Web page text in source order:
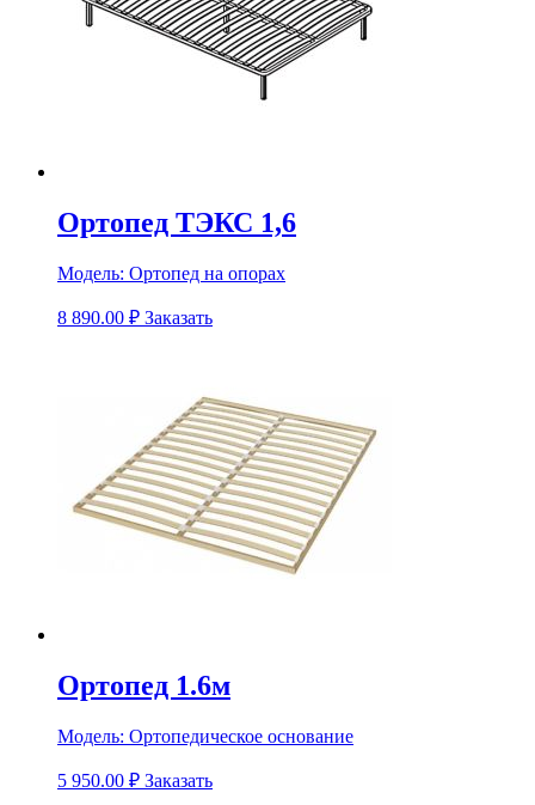
Ортопед ТЭКС 1,6
Модель: Ортопед на опорах
8 890.00 ₽ Заказать
Ортопед 1.6м
Модель: Ортопедическое основание
5 950.00 ₽ Заказать